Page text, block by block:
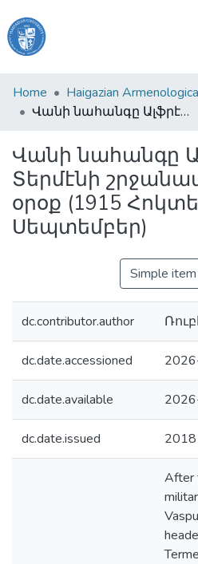
Haigazian
University
&
Collections
All of DSpace
Home
Վանի նահանգը Ալֆրէդ Իոսիֆի Տերմէնի շրջանապետութեան օրօք (1915 Հոկտեմբեր-1916 Սեպտեմբեր)
Վանի նահանգը
Տերմէնի
օրօք (1915
Սեպտեմբեր)
Simple
dc.contributor.author
dc.date.accessioned
dc.date.available
dc.date.issued 2018
After